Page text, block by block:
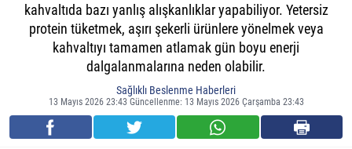
kahvaltıda bazı yanlış alışkanlıklar yapabiliyor. Yetersiz
protein tüketmek, aşırı şekerli ürünlere yönelmek veya
kahvaltıyı tamamen atlamak gün boyu enerji
dalgalanmalarına neden olabilir.
Sağlıklı Beslenme Haberleri
13 Mayıs 2026 23:43 Güncellenme: 13 Mayıs 2026 Çarşamba 23:43